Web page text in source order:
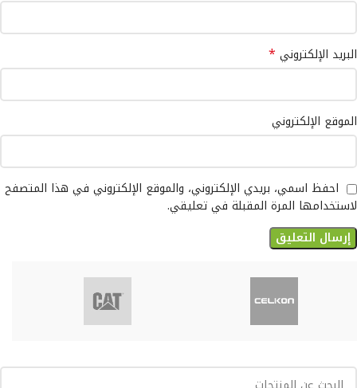
البريد الإلكتروني *
الموقع الإلكتروني
احفظ اسمي، بريدي الإلكتروني، والموقع الإلكتروني في هذا المتصفح
لاستخدامها المرة المقبلة في تعليقي.